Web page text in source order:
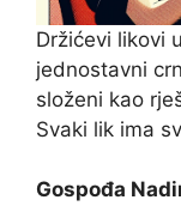
Držićevi likovi
jednostavni
složeni kao
Svaki lik ima
Gospođa